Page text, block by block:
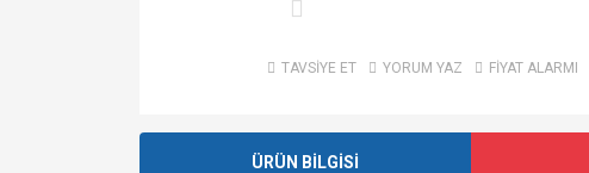
TAVSİYE ET YORUM YAZ FİYAT ALARMI
ÜRÜN BİLGİSİ